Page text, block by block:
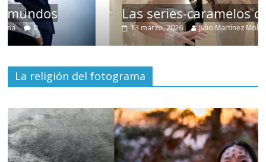
Las series-caramelos de Shondaland
13 marzo, 2026 Julio Martínez Molina 0
La religión del fotograma